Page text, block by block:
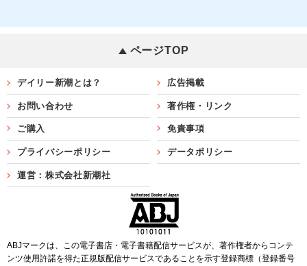
ページTOP
デイリー新潮とは？ 広告掲載
お問い合わせ 著作権・リンク
ご購入 免責事項
プライバシーポリシー データポリシー
運営：株式会社新潮社
ABJマークは、この電子書店・電子書籍配信サービスが、著作権者からコンテ
ンツ使用許諾を得た正規版配信サービスであることを示す登録商標（登録番号